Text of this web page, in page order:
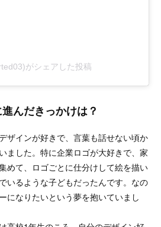
がシェアした投稿
んだきっかけは？
ザインが好きで​​、言葉も話せない頃か
ました。特に企業ロゴが大好きで、家
めて、ロゴごとに仕分けして絵を描い
いるような子どもだったんです。なの
になりたいという夢を抱いていまし